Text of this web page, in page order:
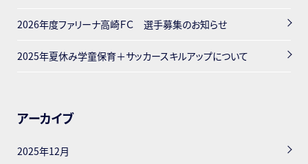
2026年度ファリーナ高崎ＦＣ 選手募集のお知らせ
2025年夏休み学童保育＋サッカースキルアップについて
アーカイブ
2025年12月